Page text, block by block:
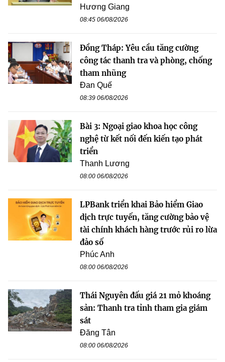
Hương Giang
08:45 06/08/2026
Đồng Tháp: Yêu cầu tăng cường
công tác thanh tra và phòng, chống
tham nhũng
Đan Quế
08:39 06/08/2026
Bài 3: Ngoại giao khoa học công
nghệ từ kết nối đến kiến tạo phát
triển
Thanh Lương
08:00 06/08/2026
LPBank triển khai Bảo hiểm Giao
dịch trực tuyến, tăng cường bảo vệ
tài chính khách hàng trước rủi ro lừa
đảo số
Phúc Anh
08:00 06/08/2026
Thái Nguyên đấu giá 21 mỏ khoáng
sản: Thanh tra tỉnh tham gia giám
sát
Đăng Tân
08:00 06/08/2026